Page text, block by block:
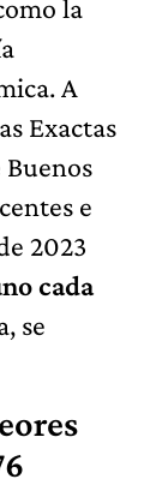
A
Exactas
e
2023
cada
se